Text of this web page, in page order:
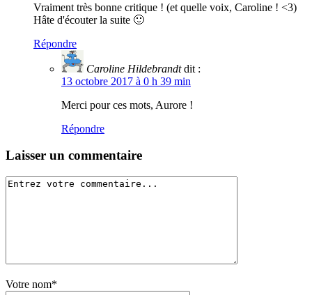
Vraiment très bonne critique ! (et quelle voix, Caroline ! <3)
Hâte d'écouter la suite 🙂
Répondre
Caroline Hildebrandt dit :
13 octobre 2017 à 0 h 39 min
Merci pour ces mots, Aurore !
Répondre
Laisser un commentaire
Votre nom*